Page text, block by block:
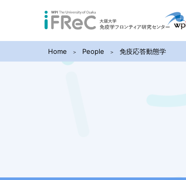
Home People 免疫応答動態学